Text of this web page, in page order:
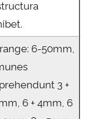
6-50mm,
3 +
6 + 4mm, 6